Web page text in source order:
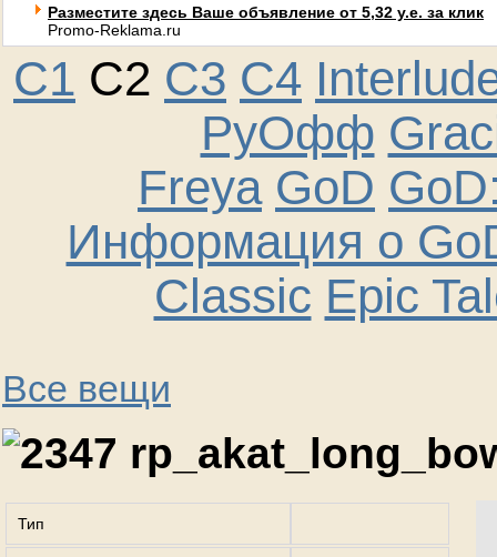
Разместите здесь Ваше объявление от 5,32 у.е. за клик
Promo-Reklama.ru
C1 C2 C3 C4
РуОфф
Freya GoD
Информация о
Classic Epic
Все вещи
Тип